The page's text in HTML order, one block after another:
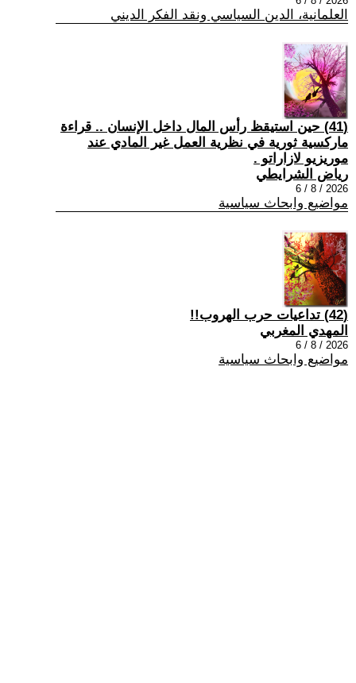
العلمانية، الدين السياسي ونقد الفكر الديني
(41) حين استيقظ رأس المال داخل الإنسان .. قراءة
ماركسية ثورية في نظرية العمل غير المادي عند
موريزيو لازاراتو .
رياض الشرايطي
2026 / 8 / 6
مواضيع وابحاث سياسية
(42) تداعيات حرب الهروب!!
المهدي المغربي
2026 / 8 / 6
مواضيع وابحاث سياسية